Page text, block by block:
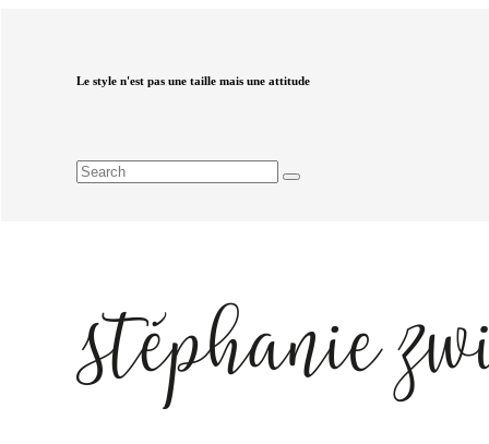
Le style n'est pas une taille mais une attitude